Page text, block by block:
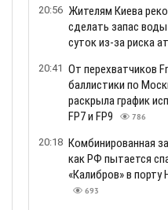
20:56 Жителям Киева
сделать запас
суток из-за риска
20:41 От перехватчиков
баллистики по
раскрыла график
FP7 и FP9
786
20:18 Комбинированная
как РФ пытается
«Калибров» в порту
693